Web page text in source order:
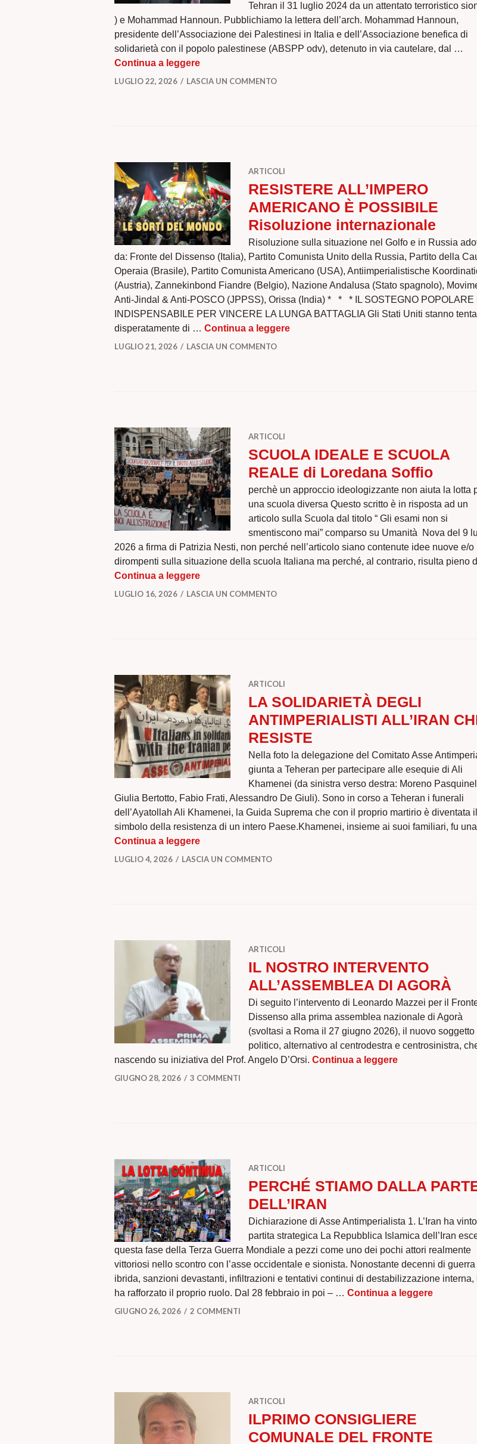
Tehran il 31 luglio 2024 da un attentato terroristico
) e Mohammad Hannoun. Pubblichiamo la lettera dell’arch. Mohammad Hannoun,
presidente dell’Associazione dei Palestinesi in Italia e dell’Associazione benefica di
solidarietà con il popolo palestinese (ABSPP odv), detenuto in via cautelare, dal …
Continua a leggereCOLPEVOLI DI PALESTINA di Mohammad Hannoun
LUGLIO 22, 2026 LASCIA UN COMMENTO
ARTICOLI
RESISTERE ALL’IMPERO
AMERICANO È POSSIBILE
Risoluzione internazionale
Risoluzione sulla situazione nel Golfo e in Russia
da: Fronte del Dissenso (Italia), Partito Comunista Unito della Russia, Partito della
Operaia (Brasile), Partito Comunista Americano (USA), Antiimperialistische
(Austria), Zannekinbond Fiandre (Belgio), Nazione Andalusa (Stato spagnolo),
Anti-Jindal & Anti-POSCO (JPPSS), Orissa (India) * * * IL SOSTEGNO POPOLARE
INDISPENSABILE PER VINCERE LA LUNGA BATTAGLIA Gli Stati Uniti stanno
disperatamente di … Continua a leggereRESISTERE ALL’IMPERO AMERICANO
LUGLIO 21, 2026 LASCIA UN COMMENTO
ARTICOLI
SCUOLA IDEALE E SCUOLA
REALE di Loredana Soffio
perchè un approccio ideologizzante non aiuta la lotta
una scuola diversa Questo scritto è in risposta ad un
articolo sulla Scuola dal titolo “ Gli esami non si
smentiscono mai” comparso su Umanità Nova del 9
2026 a firma di Patrizia Nesti, non perché nell’articolo siano contenute idee nuove e/o
dirompenti sulla situazione della scuola Italiana ma perché, al contrario, risulta pieno
Continua a leggereSCUOLA IDEALE E SCUOLA REALE di Loredana Soffio
LUGLIO 16, 2026 LASCIA UN COMMENTO
ARTICOLI
LA SOLIDARIETÀ DEGLI
ANTIMPERIALISTI ALL’IRAN
RESISTE
Nella foto la delegazione del Comitato Asse
giunta a Teheran per partecipare alle esequie di Ali
Khamenei (da sinistra verso destra: Moreno
Giulia Bertotto, Fabio Frati, Alessandro De Giuli). Sono in corso a Teheran i funerali
dell’Ayatollah Ali Khamenei, la Guida Suprema che con il proprio martirio è diventata il
simbolo della resistenza di un intero Paese.Khamenei, insieme ai suoi familiari, fu
Continua a leggereLA SOLIDARIETÀ DEGLI ANTIMPERIALISTI ALL’IRAN CHE
LUGLIO 4, 2026 LASCIA UN COMMENTO
ARTICOLI
IL NOSTRO INTERVENTO
ALL’ASSEMBLEA DI AGORÀ
Di seguito l’intervento di Leonardo Mazzei per il
Dissenso alla prima assemblea nazionale di Agorà
(svoltasi a Roma il 27 giugno 2026), il nuovo soggetto
politico, alternativo al centrodestra e centrosinistra,
nascendo su iniziativa del Prof. Angelo D’Orsi. Continua a leggereIL NOSTRO
GIUGNO 28, 2026 3 COMMENTI
ARTICOLI
PERCHÉ STIAMO DALLA
DELL’IRAN
Dichiarazione di Asse Antimperialista 1. L’Iran ha
partita strategica La Repubblica Islamica dell’Iran
questa fase della Terza Guerra Mondiale a pezzi come uno dei pochi attori realmente
vittoriosi nello scontro con l’asse occidentale e sionista. Nonostante decenni di guerra
ibrida, sanzioni devastanti, infiltrazioni e tentativi continui di destabilizzazione interna,
ha rafforzato il proprio ruolo. Dal 28 febbraio in poi – … Continua a leggerePERCHÉ
GIUGNO 26, 2026 2 COMMENTI
ARTICOLI
ILPRIMO CONSIGLIERE
COMUNALE DEL FRONTE